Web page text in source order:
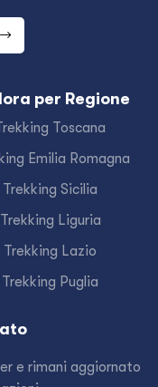
per Regione
Toscana
Emilia Romagna
Trekking Sicilia
Trekking Liguria
Trekking Lazio
Trekking Puglia
e rimani aggiornato